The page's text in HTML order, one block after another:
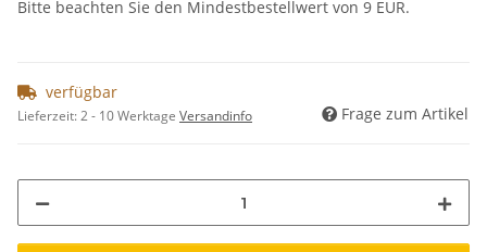
Bitte beachten Sie den Mindestbestellwert von 9 EUR.
verfügbar
Lieferzeit:2 - 10 Werktage Versandinfo Frage zum Artikel